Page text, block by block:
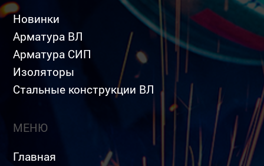
Новинки
Арматура ВЛ
Арматура СИП
Изоляторы
Стальные конструкции ВЛ
МЕНЮ
Главная